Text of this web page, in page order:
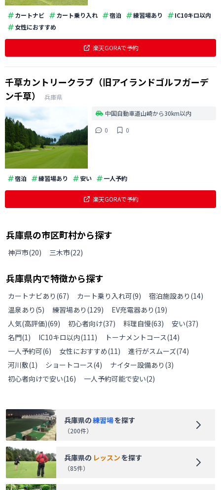
カートナビ カート乗り入れ 宿泊 練習場あり
IC10キロ以内
女性におすすめ
楽天GORAで予約
千草カントリークラブ（旧アイランドゴルフガーデ
ン千草）
兵庫県
中国自動車道山崎から30km以内
0
0
宿泊 練習場あり 安い 一人予約
楽天GORAで予約
兵庫県の市区町村から探す
神戸市(20) 三木市(22)
兵庫県内で特徴から探す
カートナビあり (67) カート乗り入れ可(9) 宿泊施設あり (14)
温泉あり (5) 練習場あり (129) EV充電器あり (19)
人気(高評価)(69) 初心者向け(37) 料理自慢(63) 安い(37)
名門(1) IC10キロ以内(111) トーナメントコース(14)
一人予約可(6) 女性におすすめ(11) 進行がスムーズ(74)
河川敷(1) ショートコース(4) ナイター設備あり (3)
初心者向けで安い(16) 一人予約可能で安い(2)
兵庫県の練習場を探す
（200件）
兵庫県の レッスンを探す
（85件）